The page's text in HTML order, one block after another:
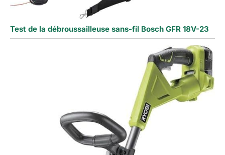
Test de la débroussailleuse sans-fil Bosch GFR 18V-23